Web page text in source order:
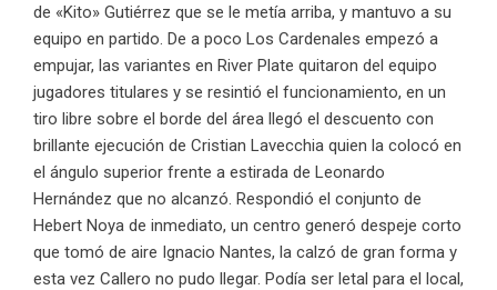
de «Kito» Gutiérrez que se le metía arriba, y mantuvo a su
equipo en partido. De a poco Los Cardenales empezó a
empujar, las variantes en River Plate quitaron del equipo
jugadores titulares y se resintió el funcionamiento, en un
tiro libre sobre el borde del área llegó el descuento con
brillante ejecución de Cristian Lavecchia quien la colocó en
el ángulo superior frente a estirada de Leonardo
Hernández que no alcanzó. Respondió el conjunto de
Hebert Noya de inmediato, un centro generó despeje corto
que tomó de aire Ignacio Nantes, la calzó de gran forma y
esta vez Callero no pudo llegar. Podía ser letal para el local,